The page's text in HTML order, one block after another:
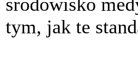
tym, jak te